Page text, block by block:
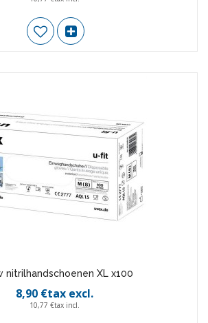
nitrilhandschoenen XL x100
8,90 €tax excl.
10,77 €tax incl.